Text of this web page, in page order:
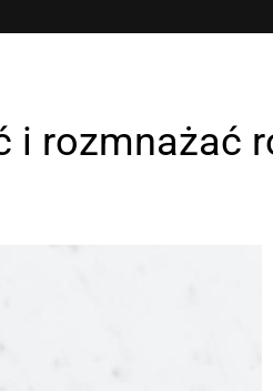
i rozmnażać